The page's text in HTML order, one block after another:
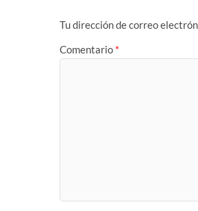
Tu dirección de correo
Comentario *